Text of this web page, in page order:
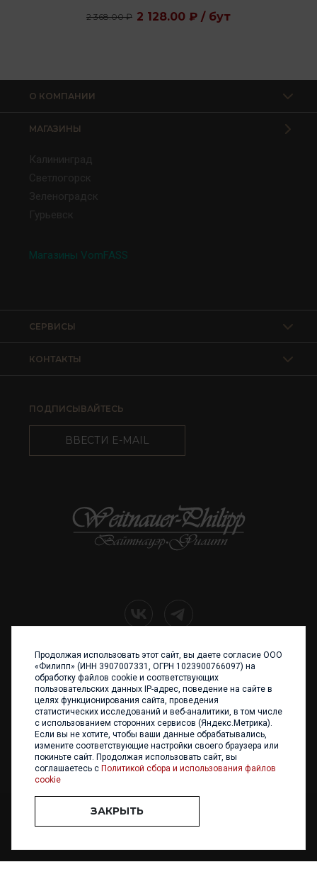
2 368.00 ₽ 2 128.00 ₽ / бут
О КОМПАНИИ
МАГАЗИНЫ
Калининград
Светлогорск
Зеленоградск
Гурьевск
Магазины VomFASS
КОНТАКТЫ
СЕРВИСЫ
ПОДПИСЫВАЙТЕСЬ
ВВЕСТИ E-MAIL
+7 (4012) 960 898
236017 Калининград,
ул. Каштановая аллея, 47
Телефон: +7 4012 960 898,
+7 4012 960 856
Написать нам
ООО «ФИЛИПП» © 2013 - 2026. Все права защищены
Разработка и
Продолжая использовать этот сайт, вы даете согласие ООО
«Филипп» (ИНН 3907007331, ОГРН 1023900766097) на
обработку файлов cookie и соответствующих
пользовательских данных IP-адрес, поведение на сайте в
целях функционирования сайта, проведения
статистических исследований и веб-аналитики, в том числе
с использованием сторонних сервисов (Яндекс.Метрика).
Если вы не хотите, чтобы ваши данные обрабатывались,
измените соответствующие настройки своего браузера или
покиньте сайт. Продолжая использовать сайт, вы
соглашаетесь с Политикой сбора и использования файлов
cookie
ЗАКРЫТЬ